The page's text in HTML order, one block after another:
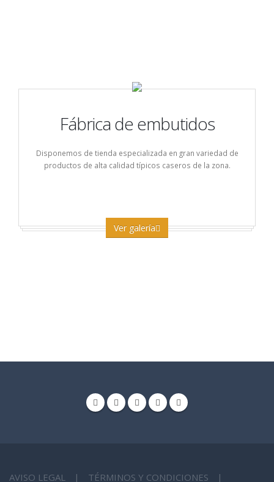
Fábrica de embutidos
Disponemos de tienda especializada en gran variedad de
productos de alta calidad típicos caseros de la zona.
Ver galería
AVISO LEGAL | TÉRMINOS Y CONDICIONES |